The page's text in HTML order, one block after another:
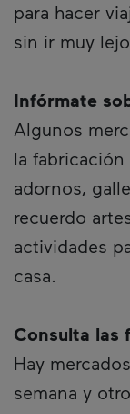
para hacer
sin ir muy
Infórmate
Algunos
la
adornos,
recuerdo
actividades
casa.
Consulta las
Hay
semana y